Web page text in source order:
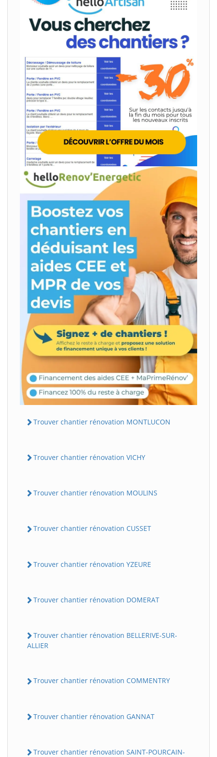
Trouver chantier rénovation MONTLUCON
Trouver chantier rénovation VICHY
Trouver chantier rénovation MOULINS
Trouver chantier rénovation CUSSET
Trouver chantier rénovation YZEURE
Trouver chantier rénovation DOMERAT
Trouver chantier rénovation BELLERIVE-SUR-
ALLIER
Trouver chantier rénovation COMMENTRY
Trouver chantier rénovation GANNAT
Trouver chantier rénovation SAINT-POURCAIN-